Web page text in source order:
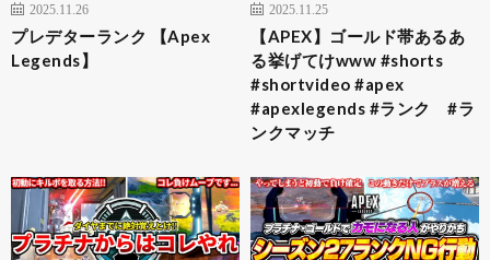
2025.11.26
プレデターランク 【Apex
Legends】
2025.11.25
【APEX】ゴールド帯あるあ
る挙げてけwww #shorts
#shortvideo #apex
#apexlegends #ランク #ラ
ンクマッチ